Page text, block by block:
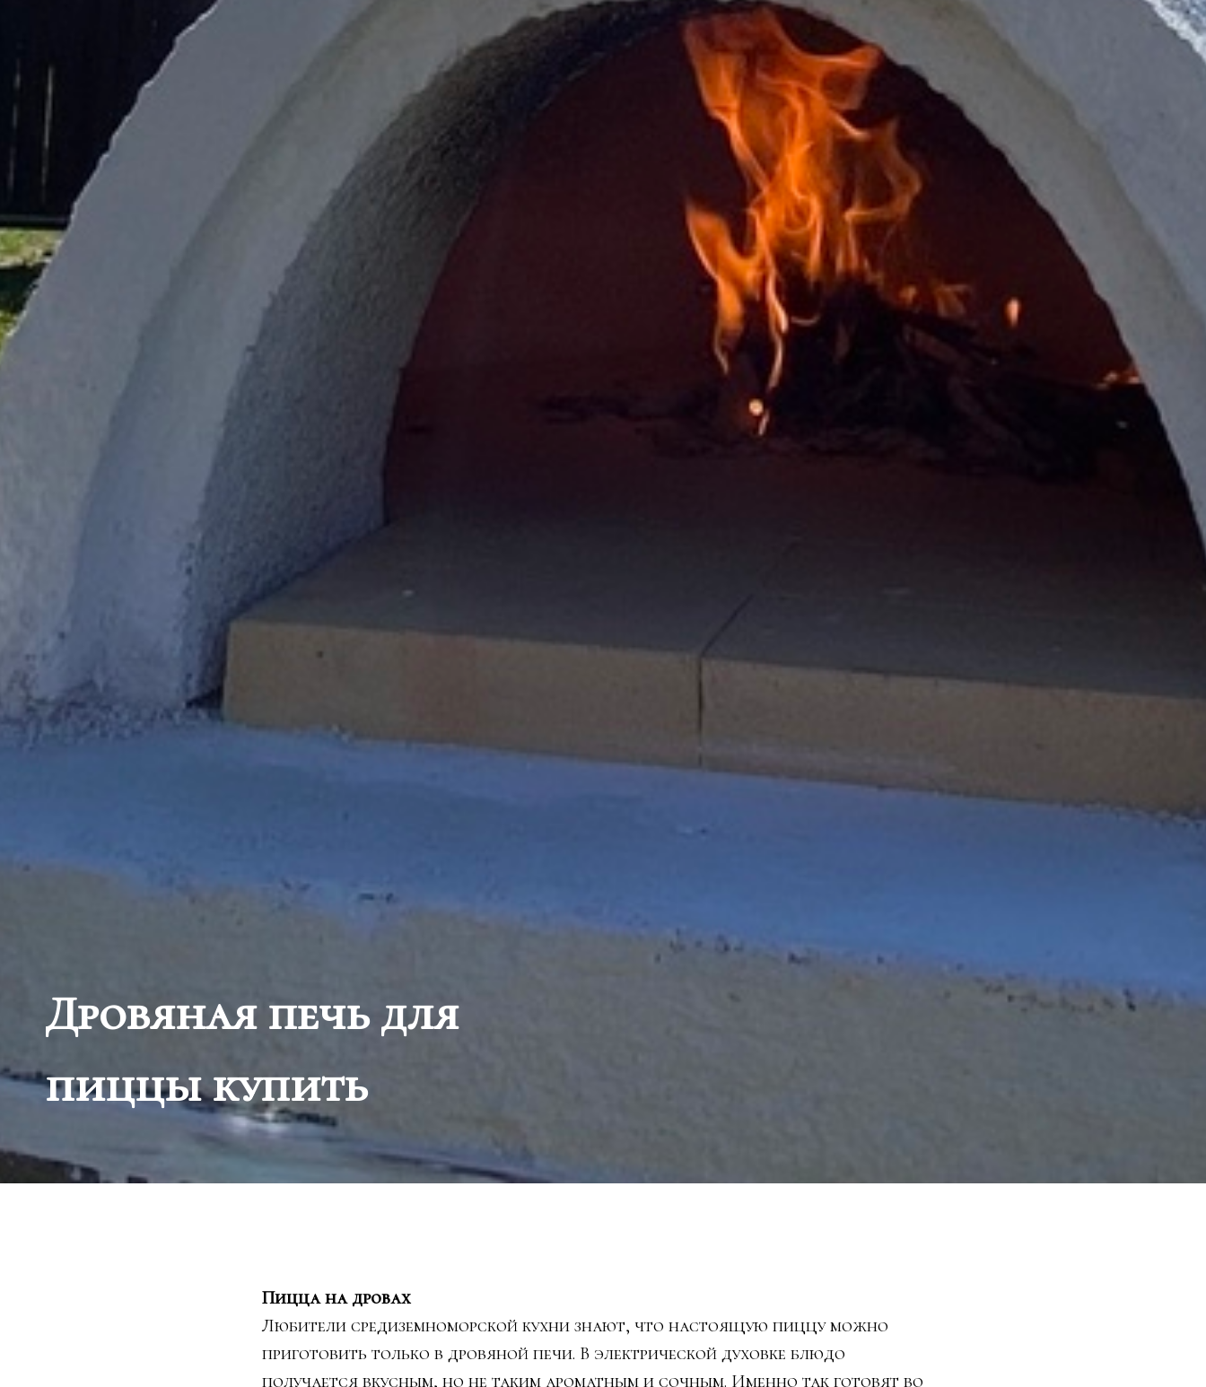
Дровяная печь для
пиццы купить
Пицца на дровах
Любители средиземноморской кухни знают, что настоящую пиццу можно
приготовить только в дровяной печи. В электрической духовке блюдо
получается вкусным, но не таким ароматным и сочным. Именно так готовят во